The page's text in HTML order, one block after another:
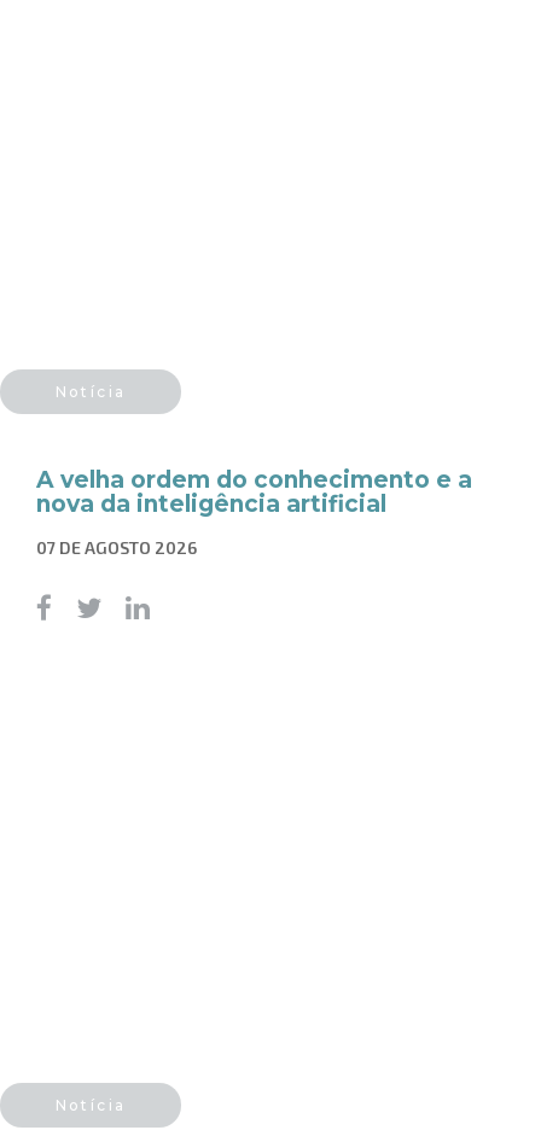
Notícia
A velha ordem do conhecimento e a
nova da inteligência artificial
07 DE AGOSTO 2026
Notícia